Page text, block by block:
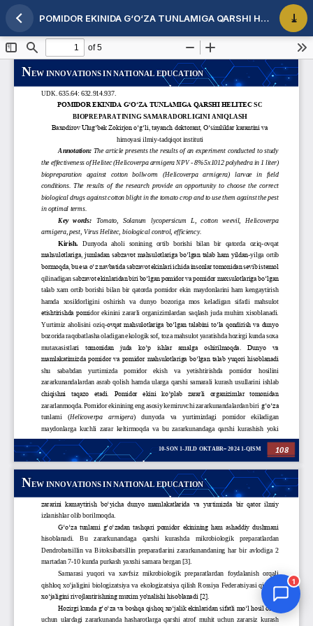
Maqola tafsilotlariga qaytish POMIDOR EKINIDA G‘O‘ZA TUNLAMIGA QARSHI HELITEC SC BIOPREPARATINING SAMARADORLIGINI ANIQLASH
1
Onlayn